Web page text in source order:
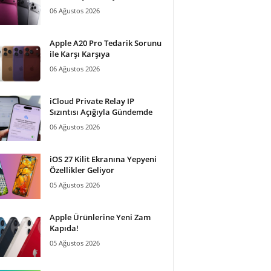
06 Ağustos 2026
Apple A20 Pro Tedarik Sorunu
ile Karşı Karşıya
06 Ağustos 2026
iCloud Private Relay IP
Sızıntısı Açığıyla Gündemde
06 Ağustos 2026
iOS 27 Kilit Ekranına Yepyeni
Özellikler Geliyor
05 Ağustos 2026
Apple Ürünlerine Yeni Zam
Kapıda!
05 Ağustos 2026